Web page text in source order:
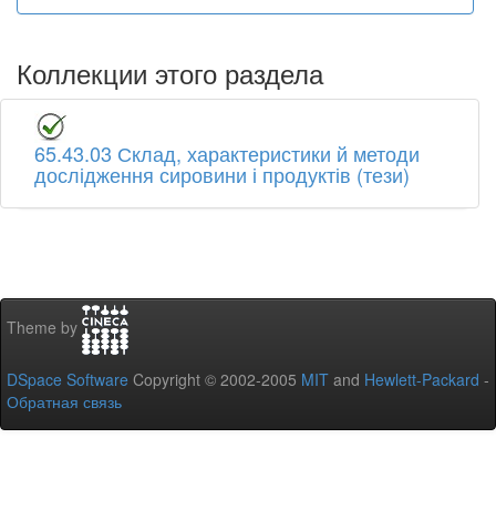
Коллекции этого раздела
65.43.03 Склад, характеристики й методи
дослідження сировини і продуктів (тези)
Theme by
DSpace Software Copyright © 2002-2005 MIT and Hewlett-Packard -
Обратная связь